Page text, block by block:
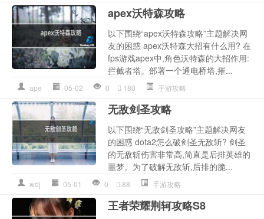
apex沃特森攻略
以下围绕“apex沃特森攻略”主题解决网
友的困惑 apex沃特森大招有什么用? 在
fps游戏apex中,角色沃特森的大招作用:
拦截者塔。部署一个通电桥塔,摧...
ape 05-02 0 180 手游攻略
无敌剑圣攻略
以下围绕“无敌剑圣攻略”主题解决网友
的困惑 dota2怎么破剑圣无敌斩? 剑圣
的无敌斩伤害非常高,简直是后排英雄的
噩梦。为了破解无敌斩,后排的脆...
wdj 05-01 0 88 手游攻略
王者荣耀荆轲攻略S8